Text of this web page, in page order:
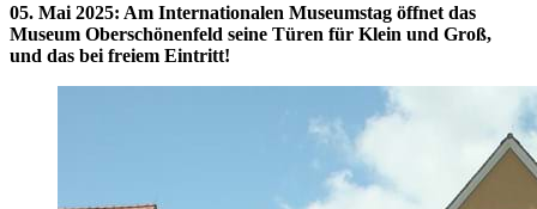
05. Mai 2025: Am Internationalen Museumstag öffnet das
Museum Oberschönenfeld seine Türen für Klein und Groß,
und das bei freiem Eintritt!